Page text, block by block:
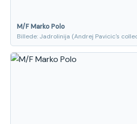
M/F Marko Polo
Billede: Jadrolinija (Andrej Pavicic's